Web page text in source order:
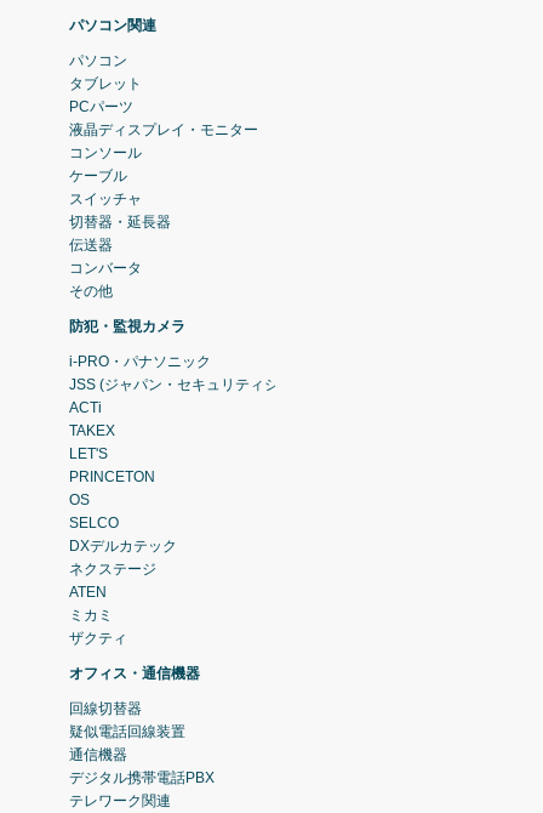
パソコン関連
パソコン
タブレット
PCパーツ
液晶ディスプレイ・モニター
コンソール
ケーブル
スイッチャ
切替器・延長器
伝送器
コンバータ
その他
防犯・監視カメラ
i-PRO・パナソニック
JSS (ジャパン・セキュリティシステム)
ACTi
TAKEX
LET'S
PRINCETON
OS
SELCO
DXデルカテック
ネクステージ
ATEN
ミカミ
ザクティ
オフィス・通信機器
回線切替器
疑似電話回線装置
通信機器
デジタル携帯電話PBX
テレワーク関連